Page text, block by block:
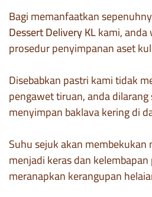
Bagi memanfaatkan
Dessert Delivery KLkami,
prosedur penyimpanan aset
Disebabkan pastri kami tidak
pengawet tiruan, anda
menyimpan baklava kering di
Suhu sejuk akan
menjadi keras dan
meranapkan kerangupan